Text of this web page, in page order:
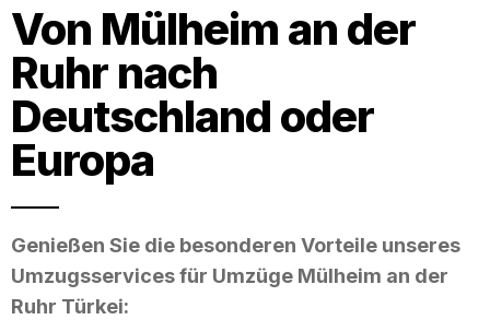
Von Mülheim an der
Ruhr nach
Deutschland oder
Europa
Genießen Sie die besonderen Vorteile unseres
Umzugsservices für Umzüge Mülheim an der
Ruhr Türkei: